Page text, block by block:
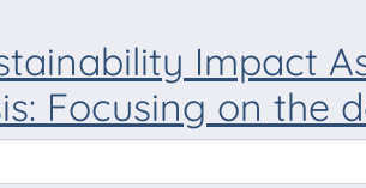
Impact
Focusing on the